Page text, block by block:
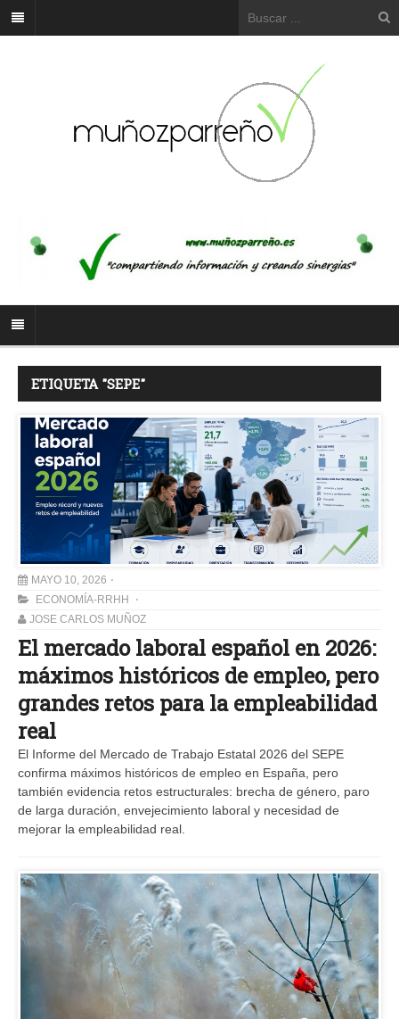
ETIQUETA "SEPE"
MAYO 10, 2026
ECONOMÍA-RRHH
JOSE CARLOS MUÑOZ
El mercado laboral español en 2026:
máximos históricos de empleo, pero
grandes retos para la empleabilidad
real
El Informe del Mercado de Trabajo Estatal 2026 del SEPE
confirma máximos históricos de empleo en España, pero
también evidencia retos estructurales: brecha de género, paro
de larga duración, envejecimiento laboral y necesidad de
mejorar la empleabilidad real.